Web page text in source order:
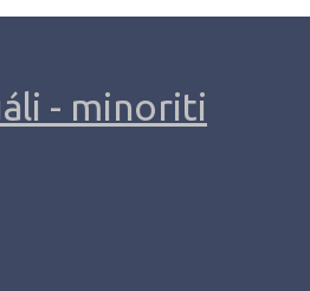
- minoriti